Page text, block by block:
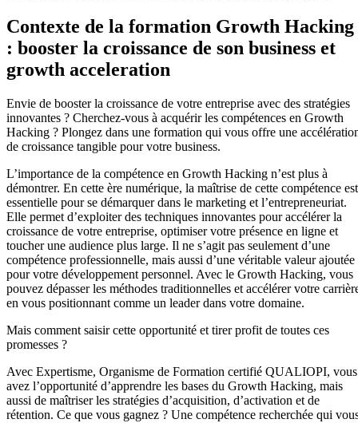
Contexte de la formation Growth Hacking
: booster la croissance de son business et
growth acceleration
Envie de booster la croissance de votre entreprise avec des stratégies
innovantes ? Cherchez-vous à acquérir les compétences en Growth
Hacking ? Plongez dans une formation qui vous offre une
de croissance tangible pour votre business.
L’importance de la compétence en Growth Hacking n’est plus à
démontrer. En cette ère numérique, la maîtrise de cette compétence est
essentielle pour se démarquer dans le marketing et l’entrepreneuriat.
Elle permet d’exploiter des techniques innovantes pour accélérer la
croissance de votre entreprise, optimiser votre présence en ligne et
toucher une audience plus large. Il ne s’agit pas seulement d’une
compétence professionnelle, mais aussi d’une véritable valeur ajoutée
pour votre développement personnel. Avec le Growth Hacking, vous
pouvez dépasser les méthodes traditionnelles et accélérer votre
en vous positionnant comme un leader dans votre domaine.
Mais comment saisir cette opportunité et tirer profit de toutes ces
promesses ?
Avec Expertisme, Organisme de Formation certifié QUALIOPI, vous
avez l’opportunité d’apprendre les bases du Growth Hacking, mais
aussi de maîtriser les stratégies d’acquisition, d’activation et de
rétention. Ce que vous gagnez ? Une compétence recherchée qui